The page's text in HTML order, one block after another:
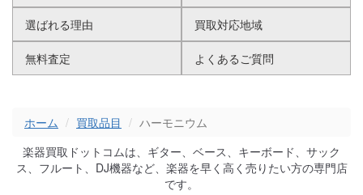
選ばれる理由 買取対応地域
無料査定 よくあるご質問
ホーム 買取品目
ハーモニウム
楽器買取ドットコムは、ギター、ベース、キーボード、サック
ス、フルート、DJ機器など、楽器を早く高く売りたい方の専門店
です。